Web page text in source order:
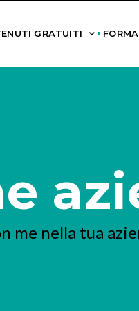
GRATUITI
me nella tua